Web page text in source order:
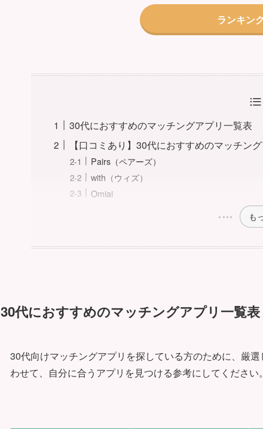
ランキン
30代におすすめのマッチングアプリ一覧表
【口コミあり】30代におすすめのマッチン
Pairs（ペアーズ）
with（ウィズ）
Omiai
も
30代におすすめのマッチングアプリ一覧表
30代向けマッチングアプリを探している方のために、厳
わせて、自分に合うアプリを見つける参考にしてください。